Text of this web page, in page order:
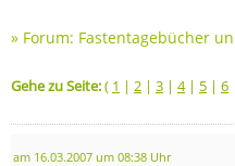
» Forum: Fastentagebücher
Gehe zu Seite:( 1 | 2 | 3 | 4| 5 | 6
am 16.03.2007 um 08:38 Uhr